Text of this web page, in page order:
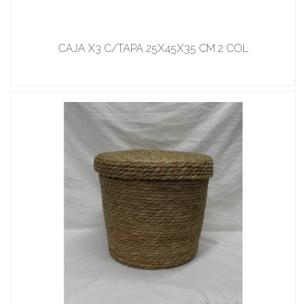
CAJA X3 C/TAPA 25X45X35 CM 2 COL